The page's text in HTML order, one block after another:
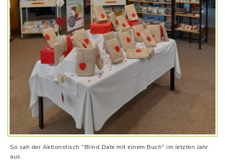
So sah der Aktionstisch "Blind Date mit einem Buch" im letzten Jahr
aus.